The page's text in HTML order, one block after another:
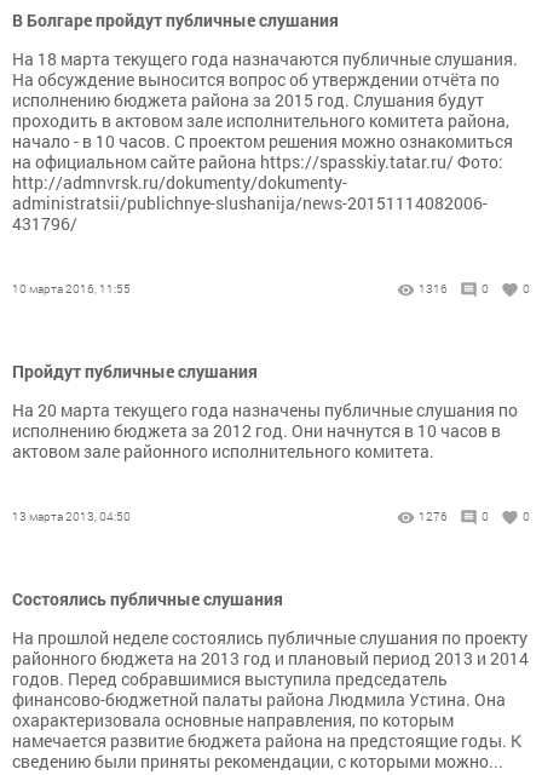
В Болгаре пройдут публичные слушания
На 18 марта текущего года назначаются публичные слушания.
На обсуждение выносится вопрос об утверждении отчёта по
исполнению бюджета района за 2015 год. Слушания будут
проходить в актовом зале исполнительного комитета района,
начало - в 10 часов. С проектом решения можно ознакомиться
на официальном сайте района https://spasskiy.tatar.ru/ Фото:
http://admnvrsk.ru/dokumenty/dokumenty-
administratsii/publichnye-slushanija/news-20151114082006-
431796/
10 марта 2016, 11:55 1316 0 0
Пройдут публичные слушания
На 20 марта текущего года назначены публичные слушания по
исполнению бюджета за 2012 год. Они начнутся в 10 часов в
актовом зале районного исполнительного комитета.
13 марта 2013, 04:50 1276 0 0
Состоялись публичные слушания
На прошлой неделе состоялись публичные слушания по проекту
районного бюджета на 2013 год и плановый период 2013 и 2014
годов. Перед собравшимися выступила председатель
финансово-бюджетной палаты района Людмила Устина. Она
охарактеризовала основные направления, по которым
намечается развитие бюджета района на предстоящие годы. К
сведению были приняты рекомендации, с которыми можно...